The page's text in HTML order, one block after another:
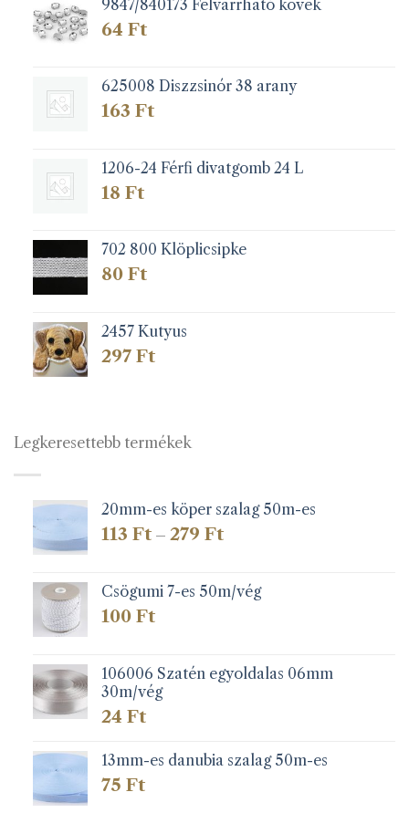
9847/840173 Felvarrható kövek
64 Ft
625008 Diszzsinór 38 arany
163 Ft
1206-24 Férfi divatgomb 24 L
18 Ft
702 800 Klöplicsipke
80 Ft
2457 Kutyus
297 Ft
Legkeresettebb termékek
20mm-es köper szalag 50m-es
113 Ft – 279 FtÁrtartomány:
279 Ft
Csögumi 7-es 50m/vég
100 Ft
106006 Szatén egyoldalas 06mm
30m/vég
24 Ft
13mm-es danubia szalag 50m-es
75 Ft